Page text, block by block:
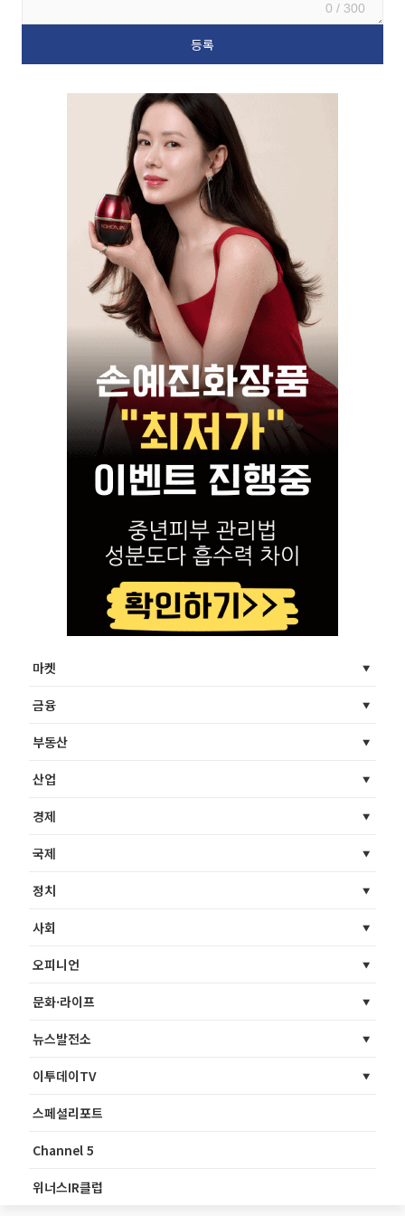
0 / 300
마켓
금융
부동산
산업
경제
국제
정치
사회
오피니언
문화·라이프
뉴스발전소
이투데이TV
스페셜리포트
Channel 5
위너스IR클럽